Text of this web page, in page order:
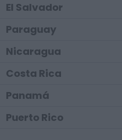
El Salvador
Paraguay
Nicaragua
Costa Rica
Panamá
Puerto Rico